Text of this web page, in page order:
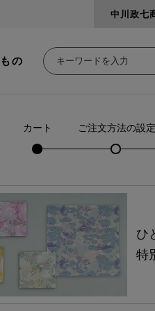
中川政七
の
カート ご注文方法の設定
ひ
特